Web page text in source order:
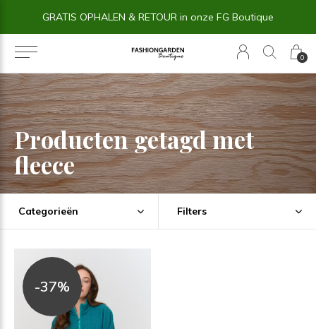
0
GRATIS OPHALEN & RETOUR in onze FG Boutique
Producten getagd met
fleece
Categorieën Filters
-37%